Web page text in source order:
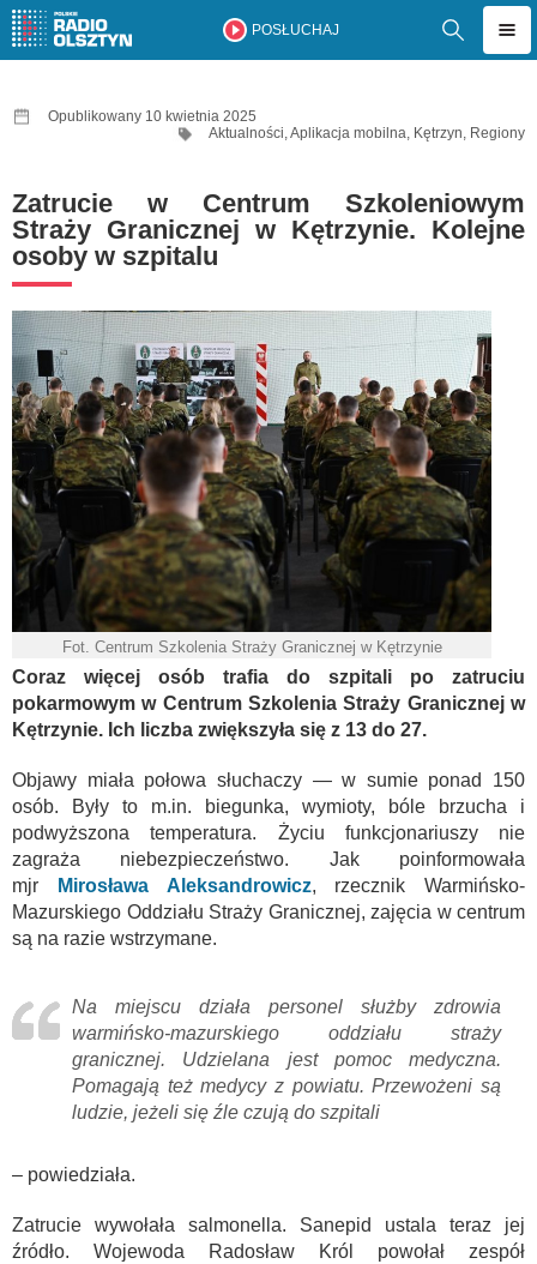
POSŁUCHAJ
Opublikowany 10 kwietnia 2025
Aktualności,Aplikacja mobilna, Kętrzyn, Regiony
Zatrucie w Centrum Szkoleniowym
Straży Granicznej w Kętrzynie. Kolejne
osoby w szpitalu
Fot. Centrum Szkolenia Straży Granicznej w Kętrzynie
Coraz więcej osób trafia do szpitali po zatruciu
pokarmowym w Centrum Szkolenia Straży Granicznej w
Kętrzynie. Ich liczba zwiększyła się z 13 do 27.
Objawy miała połowa słuchaczy — w sumie ponad 150
osób. Były to m.in. biegunka, wymioty, bóle brzucha i
podwyższona temperatura. Życiu funkcjonariuszy nie
zagraża niebezpieczeństwo. Jak poinformowała
mjr
Mirosława Aleksandrowicz, rzecznik Warmińsko-
Mazurskiego Oddziału Straży Granicznej, zajęcia w centrum
są na razie wstrzymane.
Na miejscu działa personel służby zdrowia
warmińsko-mazurskiego oddziału straży
granicznej. Udzielana jest pomoc medyczna.
Pomagają też medycy z powiatu. Przewożeni są
ludzie, jeżeli się źle czują do szpitali
– powiedziała.
Zatrucie wywołała salmonella. Sanepid ustala teraz jej
źródło. Wojewoda Radosław Król powołał zespół